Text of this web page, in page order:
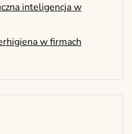
inteligencja w
w firmach